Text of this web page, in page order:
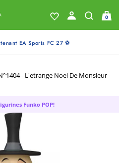
0
EA Sports FC 27 ⚽
- L'etrange Noel De Monsieur
Funko POP!